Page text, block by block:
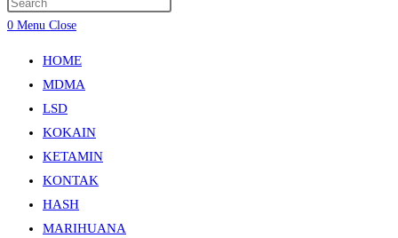
0 Menu Close
HOME
MDMA
LSD
KOKAIN
KETAMIN
KONTAK
HASH
MARIHUANA